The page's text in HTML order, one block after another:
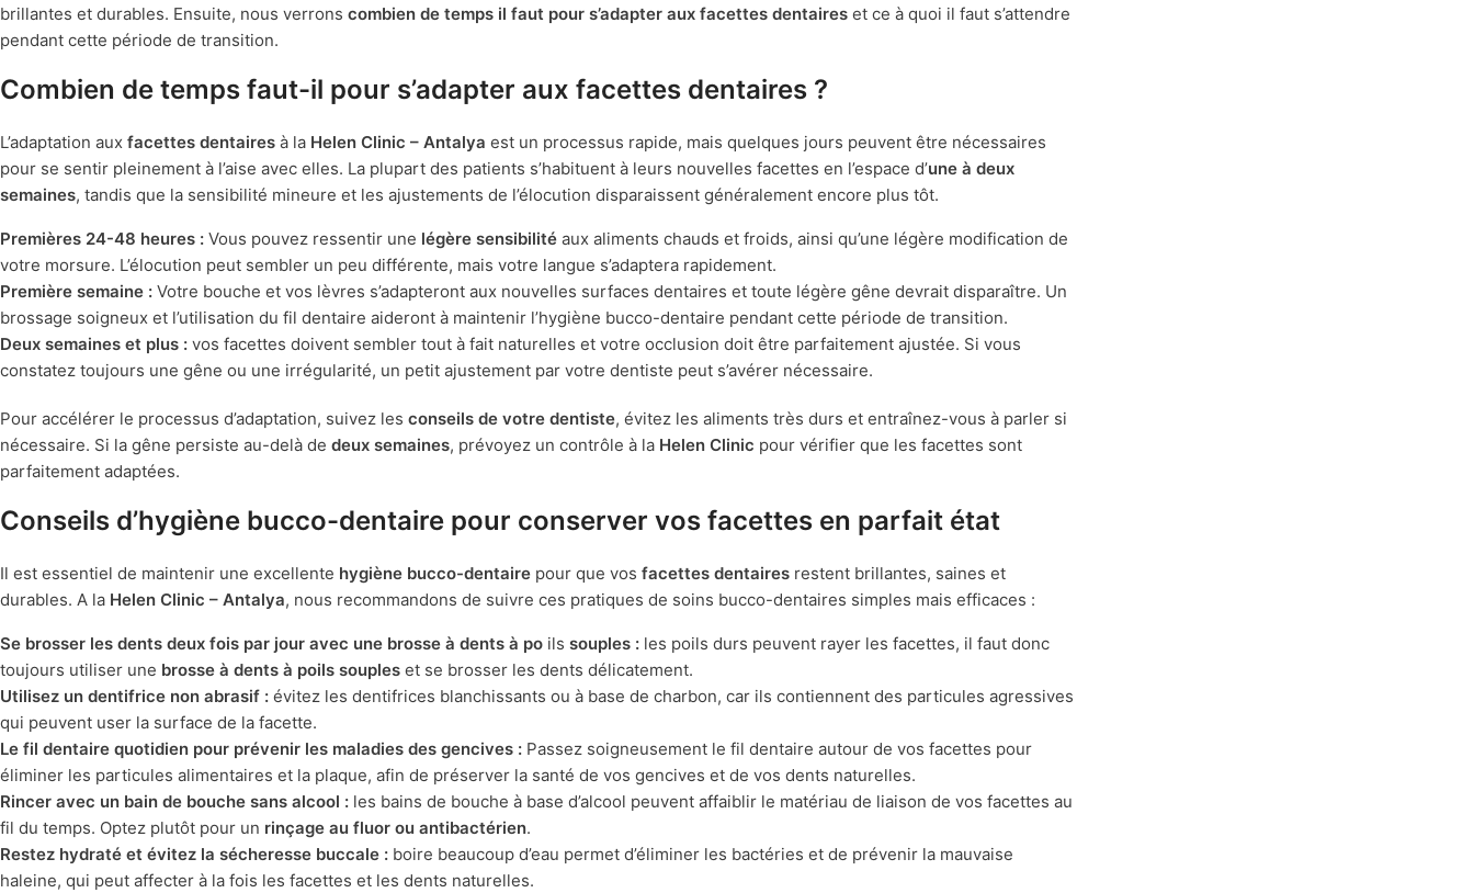
brillantes et durables. Ensuite, nous verrons combien de temps il faut pour s’adapter aux facettes dentaires et ce à quoi il faut s’attendre
pendant cette période de transition.
Combien de temps faut-il pour s’adapter aux facettes dentaires ?
L’adaptation aux facettes dentaires à la Helen Clinic – Antalya est un processus rapide, mais quelques jours peuvent être nécessaires
pour se sentir pleinement à l’aise avec elles. La plupart des patients s’habituent à leurs nouvelles facettes en l’espace d’une à deux
semaines, tandis que la sensibilité mineure et les ajustements de l’élocution disparaissent généralement encore plus tôt.
Premières 24-48 heures : Vous pouvez ressentir une légère sensibilité aux aliments chauds et froids, ainsi qu’une légère modification de
votre morsure. L’élocution peut sembler un peu différente, mais votre langue s’adaptera rapidement.
Première semaine : Votre bouche et vos lèvres s’adapteront aux nouvelles surfaces dentaires et toute légère gêne devrait disparaître. Un
brossage soigneux et l’utilisation du fil dentaire aideront à maintenir l’hygiène bucco-dentaire pendant cette période de transition.
Deux semaines et plus : vos facettes doivent sembler tout à fait naturelles et votre occlusion doit être parfaitement ajustée. Si vous
constatez toujours une gêne ou une irrégularité, un petit ajustement par votre dentiste peut s’avérer nécessaire.
Pour accélérer le processus d’adaptation, suivez les conseils de votre dentiste, évitez les aliments très durs et entraînez-vous à parler si
nécessaire. Si la gêne persiste au-delà de deux semaines, prévoyez un contrôle à la Helen Clinic pour vérifier que les facettes sont
parfaitement adaptées.
Conseils d’hygiène bucco-dentaire pour conserver vos facettes en parfait état
Il est essentiel de maintenir une excellente hygiène bucco-dentaire pour que vos facettes dentaires restent brillantes, saines et
durables. A la Helen Clinic – Antalya, nous recommandons de suivre ces pratiques de soins bucco-dentaires simples mais efficaces :
Se brosser les dents deux fois par jour avec une brosse à dents à po ils souples : les poils durs peuvent rayer les facettes, il faut donc
toujours utiliser une brosse à dents à poils souples et se brosser les dents délicatement.
Utilisez un dentifrice non abrasif : évitez les dentifrices blanchissants ou à base de charbon, car ils contiennent des particules agressives
qui peuvent user la surface de la facette.
Le fil dentaire quotidien pour prévenir les maladies des gencives : Passez soigneusement le fil dentaire autour de vos facettes pour
éliminer les particules alimentaires et la plaque, afin de préserver la santé de vos gencives et de vos dents naturelles.
Rincer avec un bain de bouche sans alcool : les bains de bouche à base d’alcool peuvent affaiblir le matériau de liaison de vos facettes au
fil du temps. Optez plutôt pour un rinçage au fluor ou antibactérien.
Restez hydraté et évitez la sécheresse buccale : boire beaucoup d’eau permet d’éliminer les bactéries et de prévenir la mauvaise
haleine, qui peut affecter à la fois les facettes et les dents naturelles.